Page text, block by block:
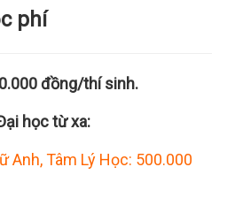
phí
đồng/thí sinh.
học từ xa:
Anh, Tâm Lý Học: 500.000